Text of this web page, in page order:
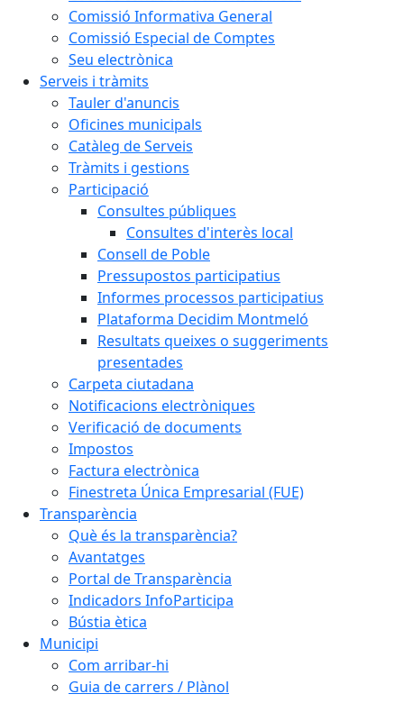
Comissió Informativa General
Comissió Especial de Comptes
Seu electrònica
Serveis i tràmits
Tauler d'anuncis
Oficines municipals
Catàleg de Serveis
Tràmits i gestions
Participació
Consultes públiques
Consultes d'interès local
Consell de Poble
Pressupostos participatius
Informes processos participatius
Plataforma Decidim Montmeló
Resultats queixes o suggeriments
presentades
Carpeta ciutadana
Notificacions electròniques
Verificació de documents
Impostos
Factura electrònica
Finestreta Única Empresarial (FUE)
Transparència
Què és la transparència?
Avantatges
Portal de Transparència
Indicadors InfoParticipa
Bústia ètica
Municipi
Com arribar-hi
Guia de carrers / Plànol